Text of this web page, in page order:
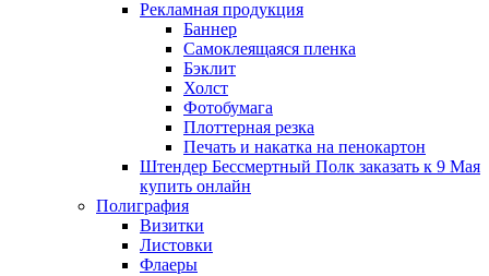
Рекламная продукция
Баннер
Самоклеящаяся пленка
Бэклит
Холст
Фотобумага
Плоттерная резка
Печать и накатка на пенокартон
Штендер Бессмертный Полк заказать к 9 Мая
купить онлайн
Полиграфия
Визитки
Листовки
Флаеры